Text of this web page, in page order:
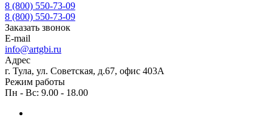
8 (800) 550-73-09
8 (800) 550-73-09
Заказать звонок
E-mail
info@artgbi.ru
Адрес
г. Тула, ул. Советская, д.67, офис 403А
Режим работы
Пн - Вс: 9.00 - 18.00